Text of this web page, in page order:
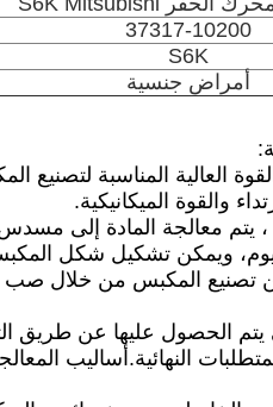
37317-10200
S6K
أمراض جنسية
العالية المناسبة لتصنيع
والقوة الميكانيكية.
يتم معالجة المادة إلى
ويمكن تشكيل شكل
تصنيع المكبس من خلال صب
يتم الحصول عليها عن طريق
النهائية.أساليب